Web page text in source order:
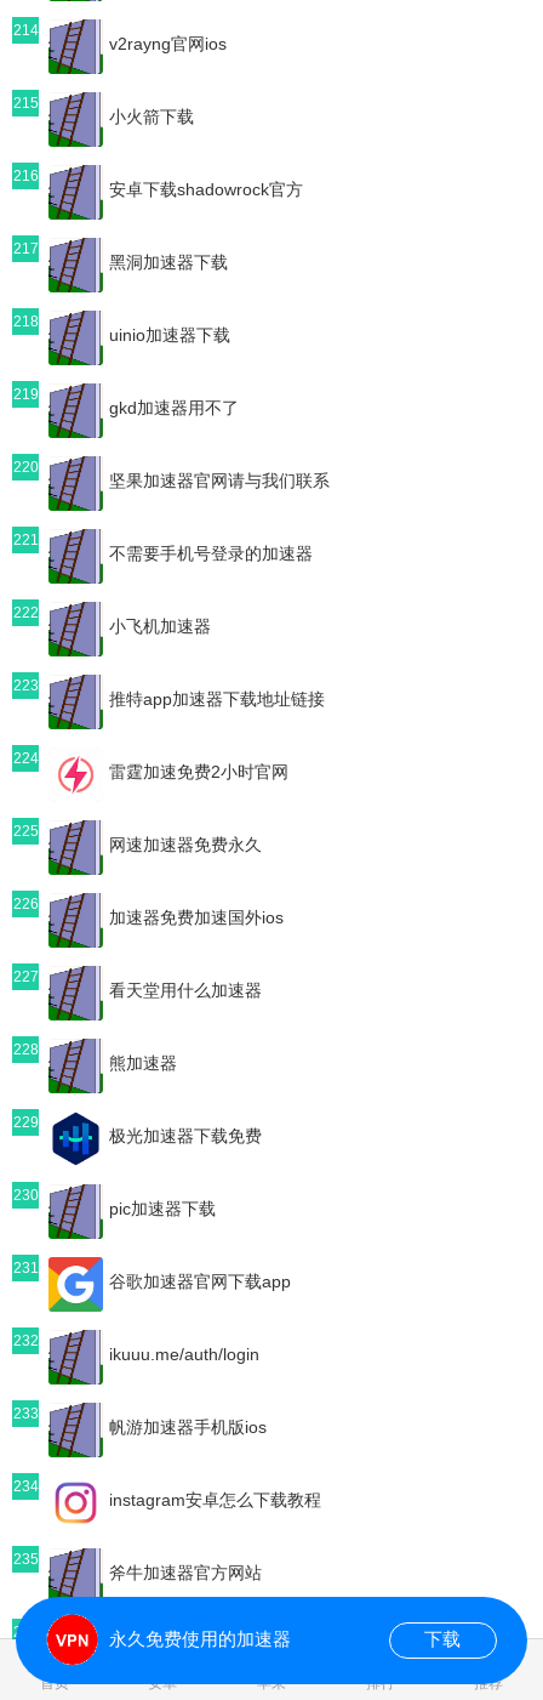
214
v2rayng官网ios
215
小火箭下载
216
安卓下载shadowrock官方
217
黑洞加速器下载
218
uinio加速器下载
219
gkd加速器用不了
220
坚果加速器官网请与我们联系
221
不需要手机号登录的加速器
222
小飞机加速器
223
推特app加速器下载地址链接
224
雷霆加速免费2小时官网
225
网速加速器免费永久
226
加速器免费加速国外ios
227
看天堂用什么加速器
228
熊加速器
229
极光加速器下载免费
230
pic加速器下载
231
谷歌加速器官网下载app
232
ikuuu.me/auth/login
233
帆游加速器手机版ios
234
instagram安卓怎么下载教程
235
斧牛加速器官方网站
236
小语加速器安卓下载
首页 安卓 苹果 排行 推荐
永久免费使用的加速器 下载
0.078924s